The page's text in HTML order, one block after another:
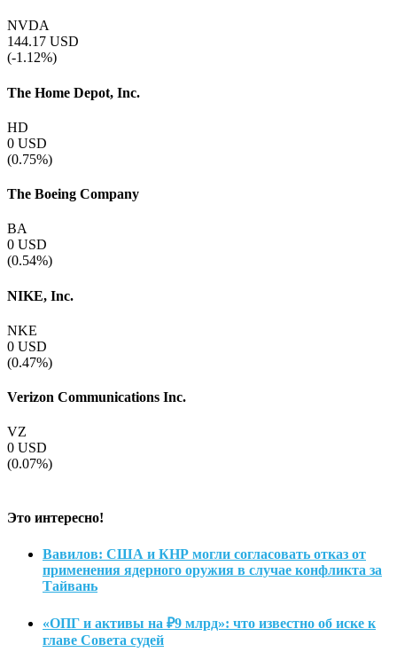
NVDA
144.17 USD
(-1.12%)
The Home Depot, Inc.
HD
0 USD
(0.75%)
The Boeing Company
BA
0 USD
(0.54%)
NIKE, Inc.
NKE
0 USD
(0.47%)
Verizon Communications Inc.
VZ
0 USD
(0.07%)
Это интересно!
Вавилов: США и КНР могли согласовать отказ от
применения ядерного оружия в случае конфликта за
Тайвань
«ОПГ и активы на ₽9 млрд»: что известно об иске к
главе Совета судей